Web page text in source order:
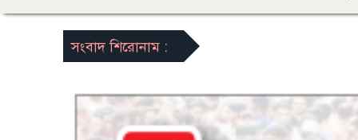
সংবাদ শিরোনাম :